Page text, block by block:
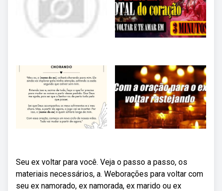
Seu ex voltar para você. Veja o passo a passo, os
materiais necessários, a. Weborações para voltar com
seu ex namorado, ex namorada, ex marido ou ex